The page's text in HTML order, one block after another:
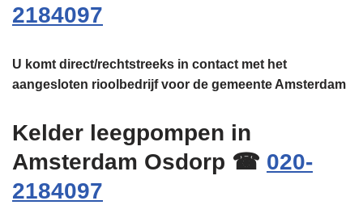
2184097
U komt direct/rechtstreeks in contact met het
aangesloten rioolbedrijf voor de gemeente Amsterdam
Kelder leegpompen in
Amsterdam Osdorp ☎ 020-
2184097